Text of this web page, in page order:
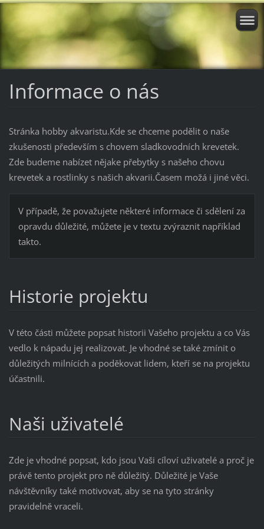
Informace o nás
Stránka hobby akvaristu.Kde se chceme podělit o naše
zkušenosti především s chovem sladkovodních krevetek.
Zde budeme nabízet nějake přebytky s našeho chovu
krevetek a rostlinky s našich akvarii.Časem možá i jiné věci.
V případě, že považujete některé informace či sdělení za
opravdu důležité, můžete je v textu zvýraznit například
takto.
Historie projektu
V této části můžete popsat historii Vašeho projektu a co Vás
vedlo k nápadu jej realizovat. Je vhodné se také zmínit o
důležitých milnících a poděkovat lidem, kteří se na projektu
účastnili.
Naši uživatelé
Zde je vhodné popsat, kdo jsou Vaši cíloví uživatelé a proč je
právě tento projekt pro ně důležitý. Důležité je Vaše
návštěvníky také motivovat, aby se na tyto stránky
pravidelně vraceli.